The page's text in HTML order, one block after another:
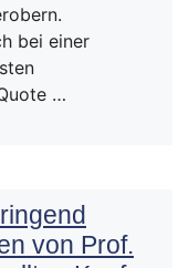
bei einer
…
von Prof.